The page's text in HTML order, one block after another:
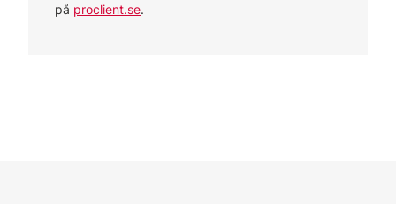
på proclient.se.